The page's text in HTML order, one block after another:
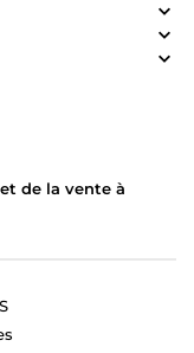
de la vente à